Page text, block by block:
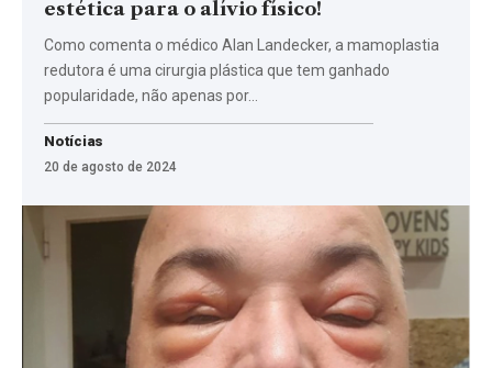
estética para o alívio físico!
Como comenta o médico Alan Landecker, a mamoplastia
redutora é uma cirurgia plástica que tem ganhado
popularidade, não apenas por…
Notícias
20 de agosto de 2024